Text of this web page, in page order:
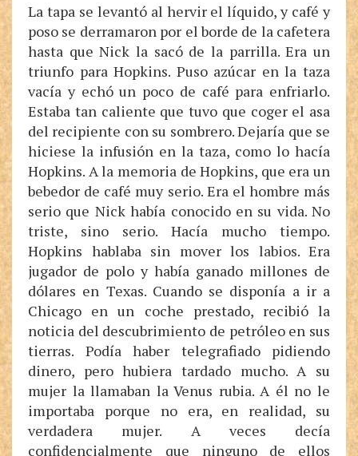
La tapa se levantó al hervir el líquido, y café y
poso se derramaron por el borde de la cafetera
hasta que Nick la sacó de la parrilla. Era un
triunfo para Hopkins. Puso azúcar en la taza
vacía y echó un poco de café para enfriarlo.
Estaba tan caliente que tuvo que coger el asa
del recipiente con su sombrero. Dejaría que se
hiciese la infusión en la taza, como lo hacía
Hopkins. A la memoria de Hopkins, que era un
bebedor de café muy serio. Era el hombre más
serio que Nick había conocido en su vida. No
triste, sino serio. Hacía mucho tiempo.
Hopkins hablaba sin mover los labios. Era
jugador de polo y había ganado millones de
dólares en Texas. Cuando se disponía a ir a
Chicago en un coche prestado, recibió la
noticia del descubrimiento de petróleo en sus
tierras. Podía haber telegrafiado pidiendo
dinero, pero hubiera tardado mucho. A su
mujer la llamaban la Venus rubia. A él no le
importaba porque no era, en realidad, su
verdadera mujer. A veces decía
confidencialmente que ninguno de ellos